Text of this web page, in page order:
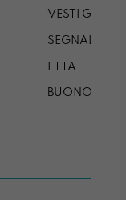
VESTI
SEGNALIBRO
ETTA
BUONO